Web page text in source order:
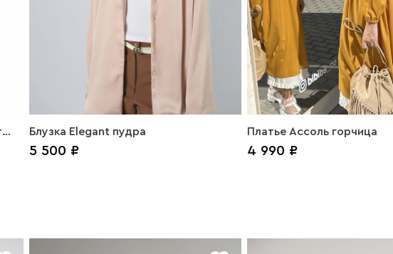
Блузка Elegant пудра
5 500 ₽
Платье Ассоль горчица
4 990 ₽